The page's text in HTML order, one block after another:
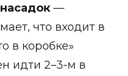
—
что входит в
в коробке»
идти 2–3-м в